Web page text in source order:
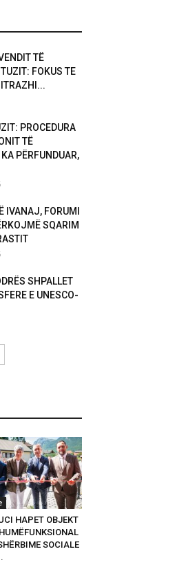
TË
FOKUS TE
PROCEDURA
TË
PËRFUNDUAR,
IVANAJ, FORUMI
SQARIM
SHPALLET
E UNESCO-
HAPET OBJEKT
SOCIALE